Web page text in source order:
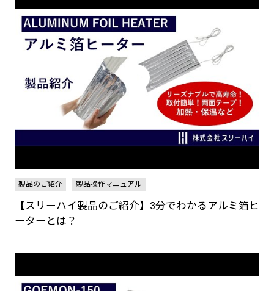
製品のご紹介 製品操作マニュアル
【スリーハイ製品のご紹介】3分でわかるアルミ箔ヒ
ーターとは？